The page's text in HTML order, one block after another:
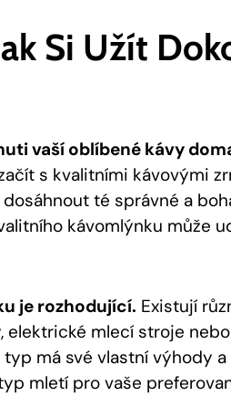
Si Užít
vaší oblíbené kávy
s kvalitními kávovými
té správné a
kávomlýnku může
je rozhodující. Existují
elektrické mlecí stroje
má své vlastní výhody a
mletí pro vaše